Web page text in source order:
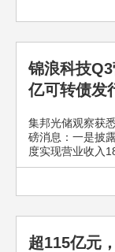
锦浪科技
亿可转债发
集邦光储观察获
磅消息：一是披
度实现营业收入
超115亿元